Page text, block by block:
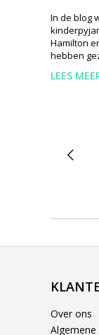
In de blog
Hamilton
hebben
LEES
Over ons